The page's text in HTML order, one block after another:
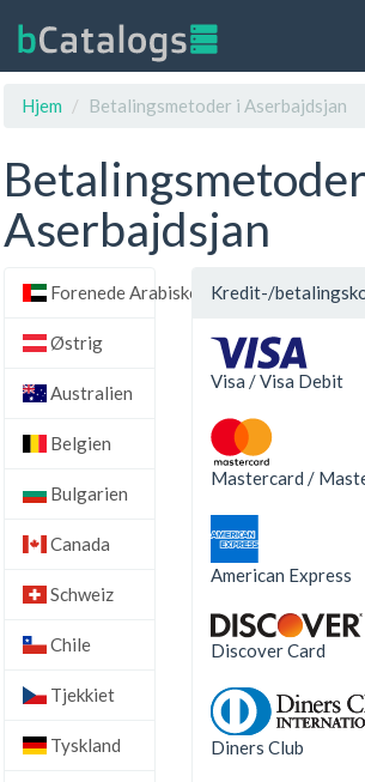
Hjem
Betalingsmetoder i Aserbajdsjan
Aserbajdsjan
Forenede Arabiske Emirater
Østrig
Australien
Belgien
Bulgarien
Canada
Schweiz
Chile
Tjekkiet
Tyskland
Kredit-/
Visa / Visa Debit
Mastercard /
American Express
Discover Card
Diners Club